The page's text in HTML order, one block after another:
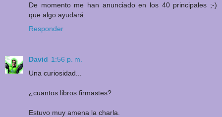
De momento me han anunciado en los 40 principales ;-)
que algo ayudará.
Responder
David 1:56 p. m.
Una curiosidad...
¿cuantos libros firmastes?
Estuvo muy amena la charla.